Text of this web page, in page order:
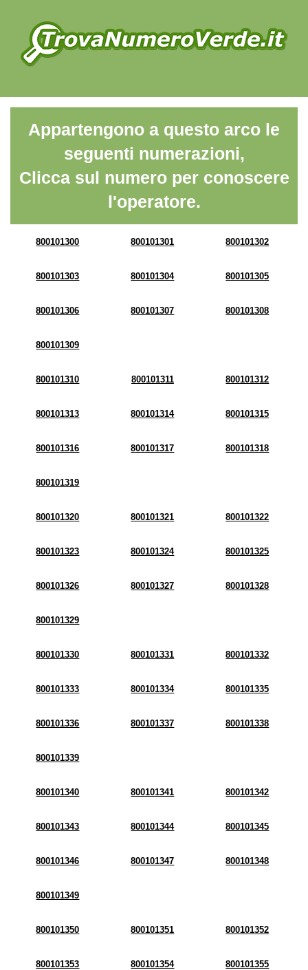
Appartengono a questo arco le
seguenti numerazioni,
Clicca sul numero per conoscere
l'operatore.
800101300 800101301 800101302
800101303 800101304 800101305
800101306 800101307 800101308
800101309
800101310 800101311 800101312
800101313 800101314 800101315
800101316 800101317 800101318
800101319
800101320 800101321 800101322
800101323 800101324 800101325
800101326 800101327 800101328
800101329
800101330 800101331 800101332
800101333 800101334 800101335
800101336 800101337 800101338
800101339
800101340 800101341 800101342
800101343 800101344 800101345
800101346 800101347 800101348
800101349
800101350 800101351 800101352
800101353 800101354 800101355